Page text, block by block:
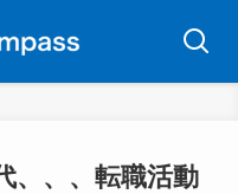
、、、転職活動